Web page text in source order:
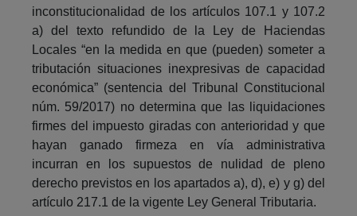
inconstitucionalidad de los artículos 107.1 y 107.2
a) del texto refundido de la Ley de Haciendas
Locales “en la medida en que (pueden) someter a
tributación situaciones inexpresivas de capacidad
económica” (sentencia del Tribunal Constitucional
núm. 59/2017) no determina que las liquidaciones
firmes del impuesto giradas con anterioridad y que
hayan ganado firmeza en vía administrativa
incurran en los supuestos de nulidad de pleno
derecho previstos en los apartados a), d), e) y g) del
artículo 217.1 de la vigente Ley General Tributaria.